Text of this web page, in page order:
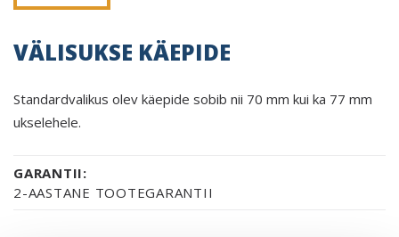
VÄLISUKSE KÄEPIDE
Standardvalikus olev käepide sobib nii 70 mm kui ka 77 mm
ukselehele.
GARANTII:
2-AASTANE TOOTEGARANTII